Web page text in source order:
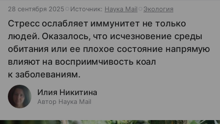
28 сентября 2025 Источник: Наука Mail Экология
Стресс ослабляет иммунитет не только
людей. Оказалось, что исчезновение среды
обитания или ее плохое состояние напрямую
влияют на восприимчивость коал
к заболеваниям.
Илия Никитина
Автор Наука Mail